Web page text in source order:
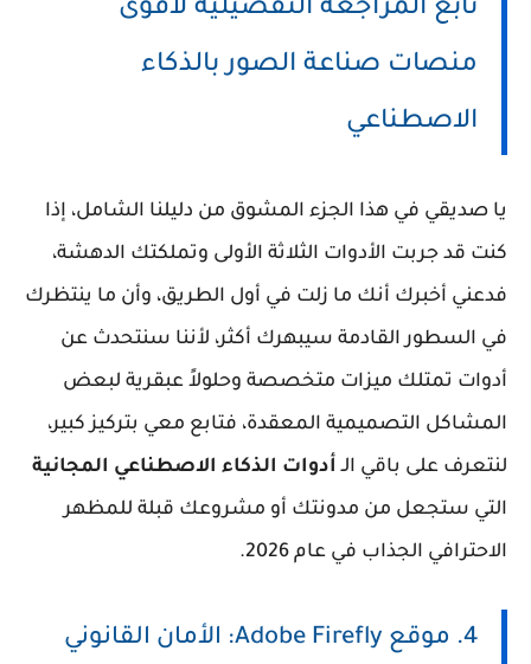
تابع المراجعة التفصيلية لأقوى
منصات صناعة الصور بالذكاء
الاصطناعي
يا صديقي في هذا الجزء المشوق من دليلنا الشامل، إذا
كنت قد جربت الأدوات الثلاثة الأولى وتملكتك الدهشة،
فدعني أخبرك أنك ما زلت في أول الطريق، وأن ما ينتظرك
في السطور القادمة سيبهرك أكثر، لأننا سنتحدث عن
أدوات تمتلك ميزات متخصصة وحلولاً عبقرية لبعض
المشاكل التصميمية المعقدة، فتابع معي بتركيز كبير،
لنتعرف على باقي الـ أدوات الذكاء الاصطناعي المجانية
التي ستجعل من مدونتك أو مشروعك قبلة للمظهر
الاحترافي الجذاب في عام 2026.
4. موقع Adobe Firefly: الأمان القانوني